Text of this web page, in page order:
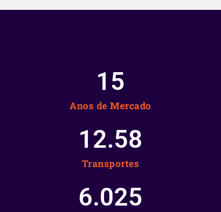
Anos de Mercado
15
Transportes
12.58
6.025